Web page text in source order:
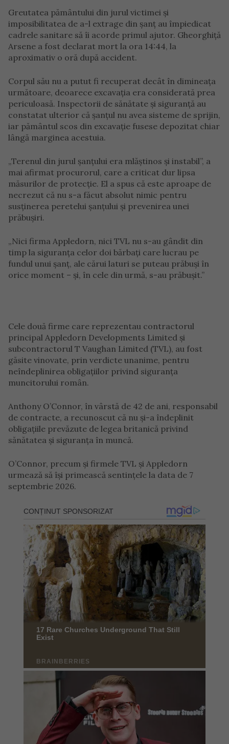
Greutatea pământului din jurul victimei și
imposibilitatea de a-l extrage din șanț au împiedicat
cadrele sanitare să îi acorde primul ajutor. Gheorghiță
Arsene a fost declarat mort la ora 14:44, la
aproximativ o oră după accident.
Corpul său nu a putut fi recuperat decât în dimineața
următoare, deoarece excavația era considerată prea
periculoasă. Inspectorii de sănătate și siguranță au
constatat ulterior că șanțul nu avea sisteme de sprijin,
iar pământul scos din excavație fusese depozitat chiar
lângă marginea acestuia.
„Terenul din jurul șanțului era mlăștinos și instabil”, a
mai afirmat procurorul, care a criticat dur lipsa
măsurilor de protecție. El a spus că este aproape de
necrezut că nu s-a făcut absolut nimic pentru
susținerea peretelui șanțului și prevenirea unei
prăbușiri.
„Nici firma Appledorn, nici TVL nu s-au gândit din
timp la siguranța celor doi bărbați care lucrau pe
fundul unui șanț, ale cărui laturi se puteau prăbuși în
orice moment – și, în cele din urmă, s-au prăbușit.”
Cele două firme care reprezentau contractorul
principal Appledorn Developments Limited și
subcontractorul T Vaughan Limited (TVL), au fost
găsite vinovate, prin verdicte unanime, pentru
neîndeplinirea obligațiilor privind siguranța
muncitorului român.
Anthony O’Connor, în vârstă de 42 de ani, responsabil
de contracte, a recunoscut că nu și-a îndeplinit
obligațiile prevăzute de legea britanică privind
sănătatea și siguranța în muncă.
O’Connor, precum și firmele TVL și Appledorn
urmează să își primească sentințele la data de 7
septembrie 2026.